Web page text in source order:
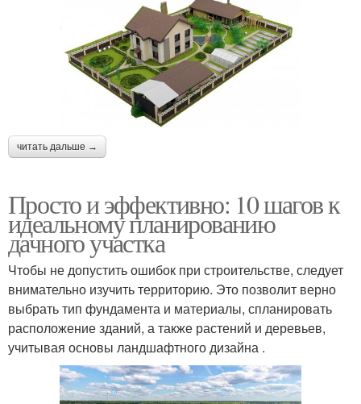
читать дальше →
Просто и эффективно: 10 шагов к
идеальному планированию
дачного участка
Чтобы не допустить ошибок при строительстве, следует
внимательно изучить территорию. Это позволит верно
выбрать тип фундамента и материалы, спланировать
расположение зданий, а также растений и деревьев,
учитывая основы ландшафтного дизайна .